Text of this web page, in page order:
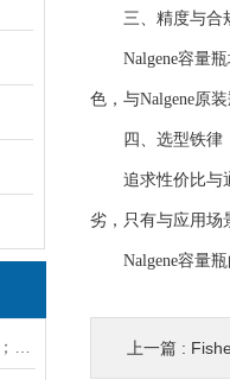
三、精度与合
Nalgene容量瓶
色，与Nalgene原
四、选型铁律
追求性价比与通
劣，只有与应用场
Nalgene容量瓶
上一篇 :